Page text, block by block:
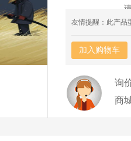
友情提醒：此产品
加入购物车
询
商